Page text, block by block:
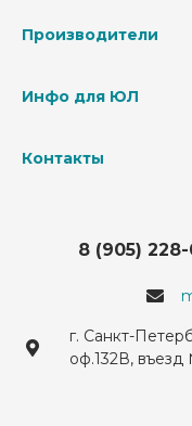
Производители
Инфо для ЮЛ
Контакты
8 (905)
г. Санкт-
оф.132В,